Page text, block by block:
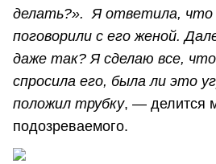
делать?». Я ответила, что
поговорили с его женой.
даже так? Я сделаю все,
спросила его, была ли это
положил трубку, — делится
подозреваемого.